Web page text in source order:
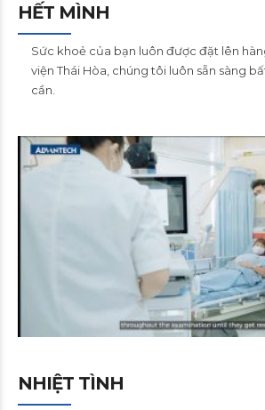
HẾT MÌNH
Sức khoẻ của bạn luôn được đặt lên
viện Thái Hòa, chúng tôi luôn sẵn sàng
cần.
NHIỆT TÌNH